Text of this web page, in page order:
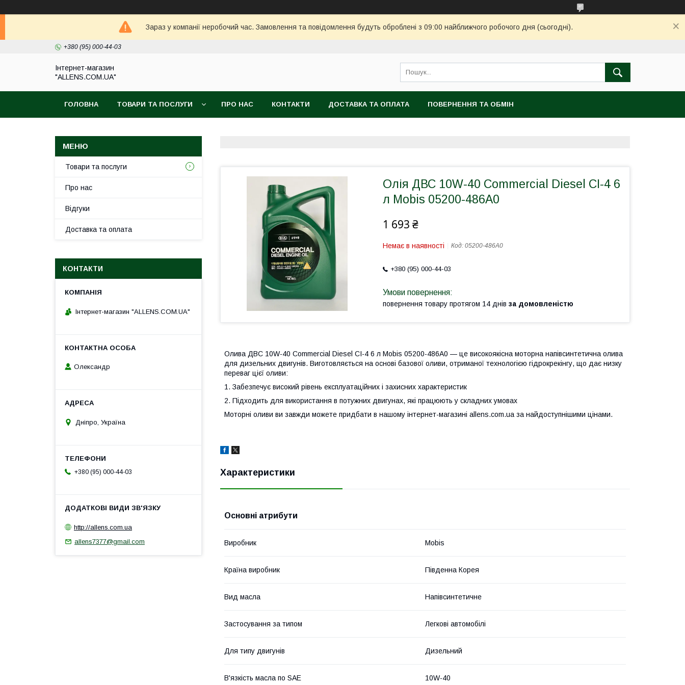
Зараз у компанії неробочий час. Замовлення та повідомлення будуть оброблені з 09:00 найближчого робочого дня (сьогодні).
+380 (95) 000-44-03
Інтернет-магазин
"ALLENS.COM.UA"
ГОЛОВНА ТОВАРИ ТА ПОСЛУГИ ПРО НАС КОНТАКТИ ДОСТАВКА ТА ОПЛАТА ПОВЕРНЕННЯ ТА ОБМІН
Олія ДВС 10W-40 Commercial Diesel CI-4 6
л Mobis 05200-486A0
1 693 ₴
Немає в наявності Код: 05200-486A0
+380 (95) 000-44-03
повернення товару протягом 14 днів за домовленістю
Олива ДВС 10W-40 Commercial Diesel CI-4 6 л Mobis 05200-486A0 — це високоякісна моторна напівсинтетична олива
для дизельних двигунів. Виготовляється на основі базової оливи, отриманої технологією гідрокрекінгу, що дає низку
переваг цієї оливи:
1. Забезпечує високий рівень експлуатаційних і захисних характеристик
2. Підходить для використання в потужних двигунах, які працюють у складних умовах
Моторні оливи ви завжди можете придбати в нашому інтернет-магазині allens.com.ua за найдоступнішими цінами.
Характеристики
Основні атрибути
Виробник Mobis
Країна виробник Південна Корея
Вид масла Напівсинтетичне
Застосування за типом Легкові автомобілі
Для типу двигунів Дизельний
В'язкість масла по SAE 10W-40
Товари та послуги
Про нас
Відгуки
Доставка та оплата
КОНТАКТИ
Інтернет-магазин "ALLENS.COM.UA"
Олександр
Дніпро, Україна
+380 (95) 000-44-03
http://allens.com.ua
allens7377@gmail.com